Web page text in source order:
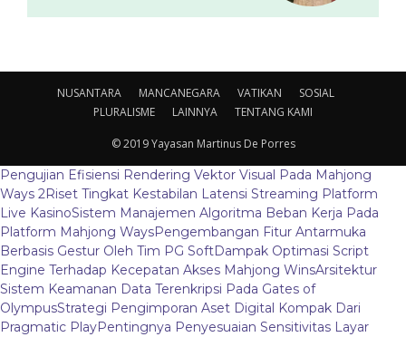
NUSANTARA MANCANEGARA VATIKAN
SOSIAL
PLURALISME
LAINNYA TENTANG KAMI
© 2019 Yayasan Martinus De Porres
Pengujian Efisiensi Rendering Vektor Visual Pada Mahjong
Ways 2Riset Tingkat Kestabilan Latensi Streaming Platform
Live KasinoSistem Manajemen Algoritma Beban Kerja Pada
Platform Mahjong WaysPengembangan Fitur Antarmuka
Berbasis Gestur Oleh Tim PG SoftDampak Optimasi Script
Engine Terhadap Kecepatan Akses Mahjong WinsArsitektur
Sistem Keamanan Data Terenkripsi Pada Gates of
OlympusStrategi Pengimporan Aset Digital Kompak Dari
Pragmatic PlayPentingnya Penyesuaian Sensitivitas Layar